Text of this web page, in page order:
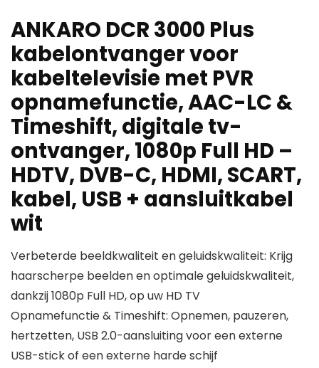
ANKARO DCR 3000 Plus
kabelontvanger voor
kabeltelevisie met PVR
opnamefunctie, AAC-LC &
Timeshift, digitale tv-
ontvanger, 1080p Full HD –
HDTV, DVB-C, HDMI, SCART,
kabel, USB + aansluitkabel
wit
Verbeterde beeldkwaliteit en geluidskwaliteit: Krijg
haarscherpe beelden en optimale geluidskwaliteit,
dankzij 1080p Full HD, op uw HD TV
Opnamefunctie & Timeshift: Opnemen, pauzeren,
hertzetten, USB 2.0-aansluiting voor een externe
USB-stick of een externe harde schijf